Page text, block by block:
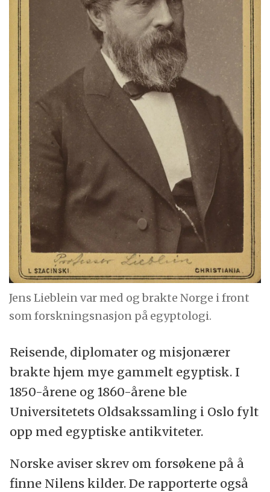
Jens Lieblein var med og brakte Norge i front
som forskningsnasjon på egyptologi.
Reisende, diplomater og misjonærer
brakte hjem mye gammelt egyptisk. I
1850-årene og 1860-årene ble
Universitetets Oldsakssamling i Oslo fylt
opp med egyptiske antikviteter.
Norske aviser skrev om forsøkene på å
finne Nilens kilder. De rapporterte også